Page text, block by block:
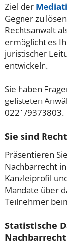
Ziel der
Gegner zu
Rechtsanwalt
ermöglicht es
juristischer
entwickeln.
Sie haben
gelisteten
0221/9373803.
Sie sind
Präsentieren
Nachbarrecht
Kanzleiprofil
Mandate über
Teilnehmer
Statistische